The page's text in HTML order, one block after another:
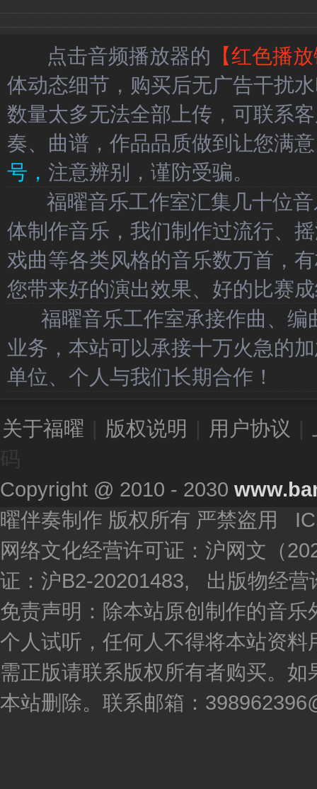
点击音频播放器的 【红色播
体动态细节，购买后无广告干扰
数量太多无法全部上传，可联系
奏、曲谱，作品品质做到让您满
号， 注意辨别，谨防受骗。
福曜音乐工作室汇集几十位音
体制作音乐，我们制作过流行、
戏曲等各类风格的音乐数万首，
您带来好的演出效果、好的比赛
福曜音乐工作室承接作曲、编
业务，本站可以承接十万火急的
单位、个人与我们长期合作！
关于福曜 版权说明 用户协议
Copyright @ 2010 - 2030
曜伴奏制作 版权所有 严禁盗用
网络文化经营许可证：沪网文（
证：沪B2-20201483, 出版物经营
免责声明：除本站原创制作的音
个人试听，任何人不得将本站资
需正版请联系版权所有者购买。
本站删除。联系邮箱：